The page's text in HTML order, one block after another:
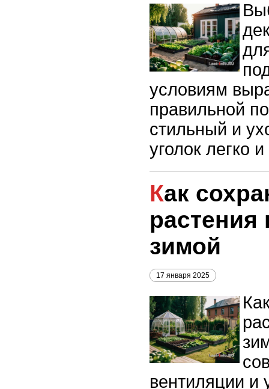
условиям
правильной
стильный и
уголок легко
Как сохранить
растения
зимой
17 января 2025
вентиляции и